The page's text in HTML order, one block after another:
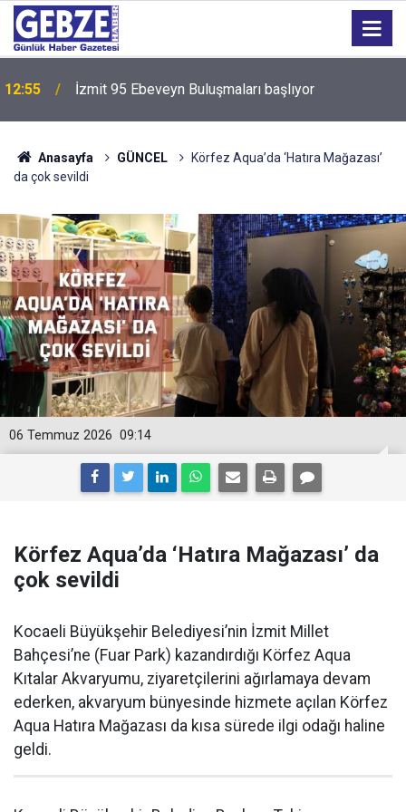
12:55 İzmit 95 Ebeveyn Buluşmaları başlıyor
Anasayfa GÜNCEL
Körfez Aqua’da ‘Hatıra Mağazası’
da çok sevildi
09:14
06 Temmuz 2026
Körfez Aqua’da ‘Hatıra Mağazası’ da
çok sevildi
Kocaeli Büyükşehir Belediyesi’nin İzmit Millet
Bahçesi’ne (Fuar Park) kazandırdığı Körfez Aqua
Kıtalar Akvaryumu, ziyaretçilerini ağırlamaya devam
ederken, akvaryum bünyesinde hizmete açılan Körfez
Aqua Hatıra Mağazası da kısa sürede ilgi odağı haline
geldi.